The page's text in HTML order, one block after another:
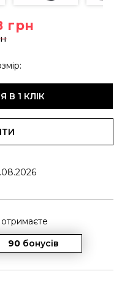
грн
В 1 КЛІК
90 бонусів